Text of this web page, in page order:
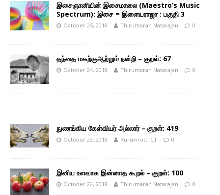
இசைஞானியின் இசைமாலை (Maestro’s Music
Spectrum): இசை = இளையராஜா : பகுதி 3
October 25, 2018 Thirumaran Natarajan 0
தந்தை மகற்குஆற்றும் நன்றி – குறள்: 67
October 24, 2018 Thirumaran Natarajan 0
நுணங்கிய கேள்வியர் அல்லார் – குறள்: 419
October 23, 2018 Kuruvirotti CT 0
இனிய உளவாக இன்னாத கூறல் – குறள்: 100
October 22, 2018 Thirumaran Natarajan 0